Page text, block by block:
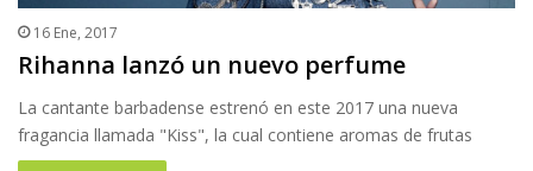
16 Ene, 2017
Rihanna lanzó un nuevo perfume
La cantante barbadense estrenó en este 2017 una nueva
fragancia llamada "Kiss", la cual contiene aromas de frutas